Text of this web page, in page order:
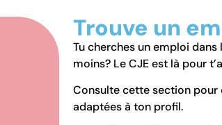
Trouve un
Tu cherches un emploi
moins? Le CJE est là pour
Consulte cette section
adaptées à ton profil.